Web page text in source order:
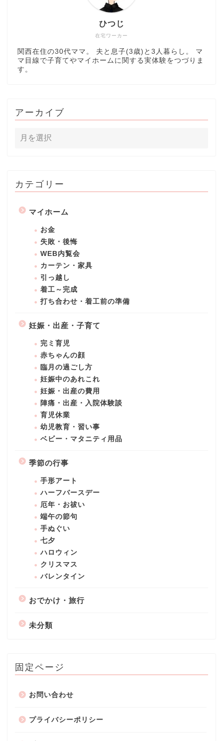
在宅ワーカー
ひつじ
関西在住の30代ママ。 夫と息子(3歳)と3人暮らし。 マ
マ目線で子育てやマイホームに関する実体験をつづりま
す。
アーカイブ
カテゴリー
マイホーム
お金
失敗・後悔
WEB内覧会
カーテン・家具
引っ越し
着工～完成
打ち合わせ・着工前の準備
妊娠・出産・子育て
完ミ育児
赤ちゃんの顔
臨月の過ごし方
妊娠中のあれこれ
妊娠・出産の費用
陣痛・出産・入院体験談
育児休業
幼児教育・習い事
ベビー・マタニティ用品
季節の行事
手形アート
ハーフバースデー
厄年・お祓い
端午の節句
手ぬぐい
七夕
ハロウィン
クリスマス
バレンタイン
おでかけ・旅行
未分類
固定ページ
お問い合わせ
プライバシーポリシー